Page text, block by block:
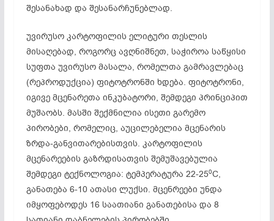
შესანახად და შესანარჩუნებლად.
უვირუსო კარტოფილის ელიტური თესლის
მისაღებად, როგორც ავღნიშნეთ, საჭიროა საწყისი
სუფთა უვირუსო მასალა, რომელთა გამრავლებაც
(რეპროდუქცია) ფიტოტრონში ხდება. ფიტოტრონი,
იგივე მცენარეთა ინკუბატორი, შემდეგი პრინციპით
მუშაობს. მასში შექმნილია ისეთი გარემო
პირობები, რომელიც, აუცილებელია მცენარის
ზრდა-განვითარებისთვის. კარტოფილის
მცენარეების გაზრდისათვის შემუშავებულია
შემდეგი ტექნოლოგია: ტემპერატურა 22-250C,
განათება 6-10 ათასი ლუქსი. მცენრეები უნდა
იმყოფებოდეს 16 საათიანი განათებისა და 8